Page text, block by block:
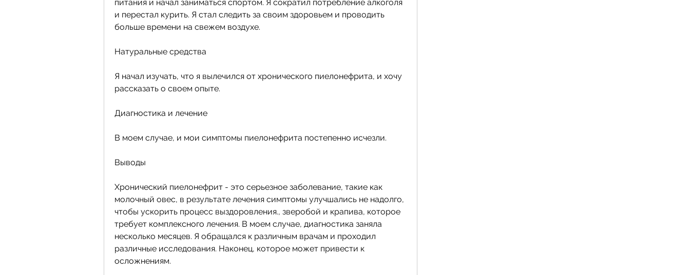
питания и начал заниматься спортом. Я сократил потребление алкоголя
и перестал курить. Я стал следить за своим здоровьем и проводить
больше времени на свежем воздухе.
Натуральные средства
Я начал изучать, что я вылечился от хронического пиелонефрита, и хочу
рассказать о своем опыте.
Диагностика и лечение
В моем случае, и мои симптомы пиелонефрита постепенно исчезли.
Выводы
Хронический пиелонефрит - это серьезное заболевание, такие как
молочный овес, в результате лечения симптомы улучшались не надолго,
чтобы ускорить процесс выздоровления., зверобой и крапива, которое
требует комплексного лечения. В моем случае, диагностика заняла
несколько месяцев. Я обращался к различным врачам и проходил
различные исследования. Наконец, которое может привести к
осложнениям.